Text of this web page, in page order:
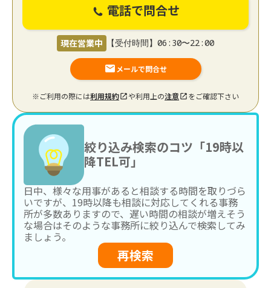
電話で問合せ
現在営業中 【受付時間】06:30〜22:00
メールで問合せ
※ご利用の際には利用規約 や利用上の注意 をご確認下さい
絞り込み検索のコツ「19時以
降TEL可」
日中、様々な用事があると相談する時間を取りづら
いですが、19時以降も相談に対応してくれる事務
所が多数ありますので、遅い時間の相談が増えそう
な場合はそのような事務所に絞り込んで検索してみ
ましょう。
再検索